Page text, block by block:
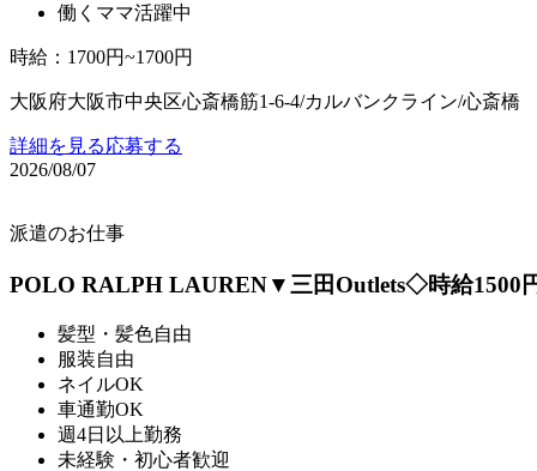
働くママ活躍中
時給 ： 1700円~1700円
大阪府大阪市中央区心斎橋筋1-6-4/カルバンクライン/心斎橋
詳細を見る応募する
2026/08/07
派遣のお仕事
POLO RALPH LAUREN▼三田Outlets◇時給1500
髪型・髪色自由
服装自由
ネイルOK
車通勤OK
週4日以上勤務
未経験・初心者歓迎